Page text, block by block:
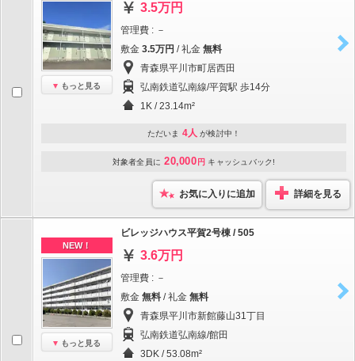
もっと見る
3.5万円
管理費 : －
敷金 3.5万円 / 礼金 無料
青森県平川市町居西田
弘南鉄道弘南線/平賀駅 歩14分
1K / 23.14m²
ただいま 4人 が検討中！
対象者全員に 20,000 円 キャッシュバック!
お気に入りに追加 詳細を見る
NEW！
もっと見る
ビレッジハウス平賀2号棟 / 505
3.6万円
管理費 : －
敷金 無料 / 礼金 無料
青森県平川市新館藤山31丁目
弘南鉄道弘南線/館田
3DK / 53.08m²